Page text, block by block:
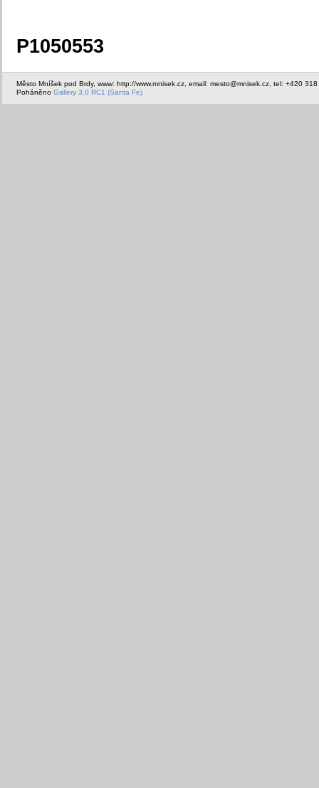
P1050553
Město Mníšek pod Brdy, www: http://www.mnisek.cz, email: mesto@mnisek.cz, tel: +420
Poháněno Gallery 3.0 RC1 (Santa Fe)